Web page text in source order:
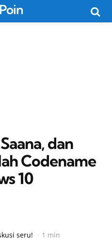
dan
Codename
10
seru! 1 min